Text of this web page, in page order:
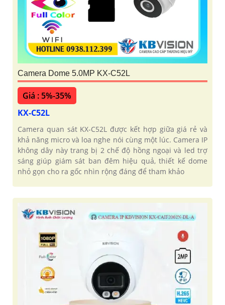
Camera Dome 5.0MP KX-C52L
Giá : 5%-35%
KX-C52L
Camera quan sát KX-C52L được kết hợp giữa giá rẻ và
khả năng micro và loa nghe nói cùng một lúc. Camera IP
không dây này trang bị 2 chế độ hồng ngoại và led trợ
sáng giúp giám sát ban đêm hiệu quả, thiết kế dome
nhỏ gọn cho ra gốc nhìn rộng đáng để tham khảo